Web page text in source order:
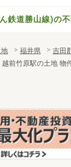
鉄道勝山線)の
福井県
吉田
越前竹原駅の土地 物